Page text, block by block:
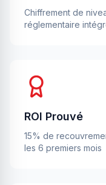
Chiffrement de
réglementaire
ROI Prouvé
15% de
les 6 premiers mois